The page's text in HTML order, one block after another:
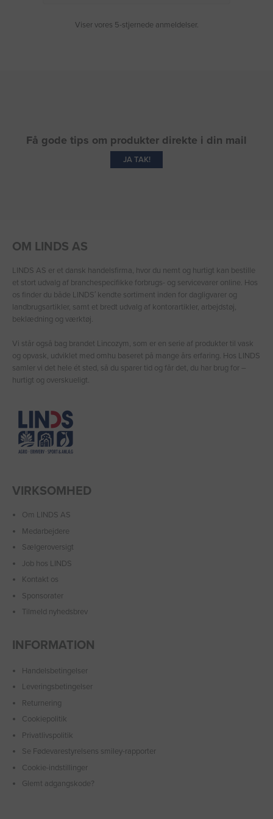
Viser vores 5-stjernede anmeldelser.
Få gode tips om produkter direkte i din mail
JA TAK!
OM LINDS AS
LINDS AS er et dansk handelsfirma, hvor du nemt og hurtigt kan bestille
et stort udvalg af branchespecifikke forbrugs- og servicevarer online. Hos
os finder du både LINDS′ kendte sortiment inden for dagligvarer og
landbrugsartikler, samt et bredt udvalg af kontorartikler, arbejdstøj,
beklædning og værktøj.
Vi står også bag brandet Lincozym, som er en serie af produkter til vask
og opvask, udviklet med omhu baseret på mange års erfaring. Hos LINDS
samler vi det hele ét sted, så du sparer tid og får det, du har brug for –
hurtigt og overskueligt.
VIRKSOMHED
Om LINDS AS
Medarbejdere
Sælgeroversigt
Job hos LINDS
Kontakt os
Sponsorater
Tilmeld nyhedsbrev
INFORMATION
Handelsbetingelser
Leveringsbetingelser
Returnering
Cookiepolitik
Privatlivspolitik
Se Fødevarestyrelsens smiley-rapporter
Cookie-indstillinger
Glemt adgangskode?